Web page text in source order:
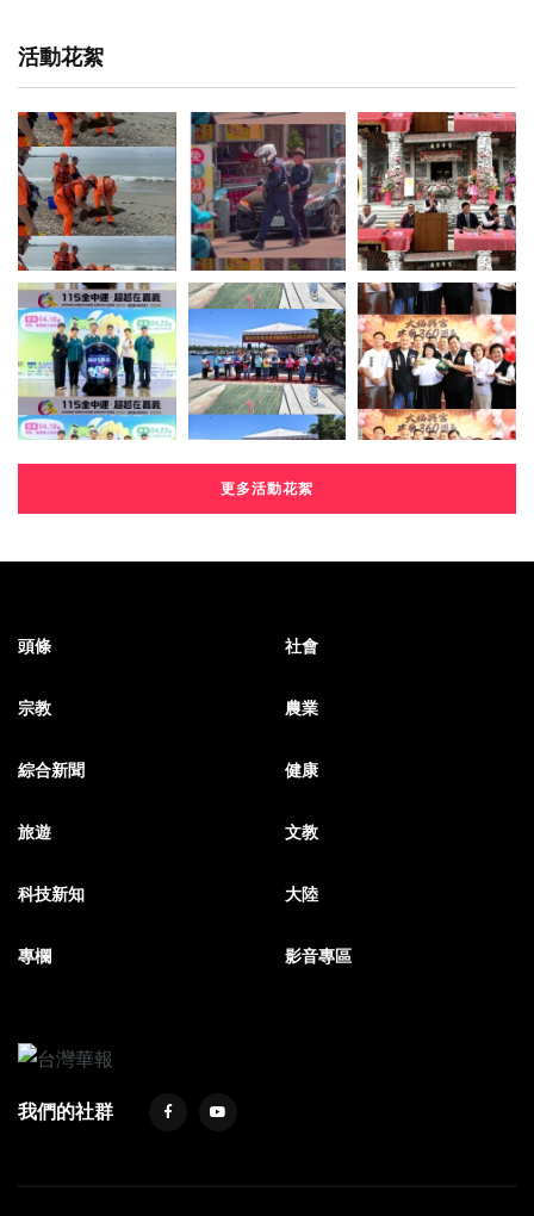
活動花絮
更多活動花絮
頭條 社會
宗教 農業
綜合新聞 健康
旅遊 文教
科技新知 大陸
專欄 影音專區
我們的社群